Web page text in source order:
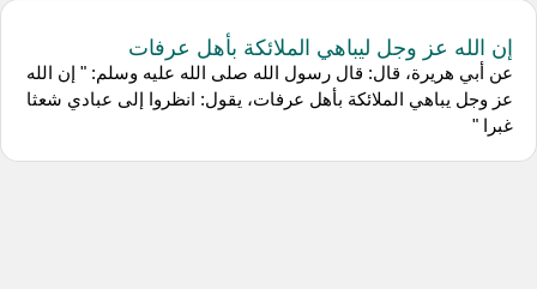
إن الله عز وجل ليباهي الملائكة بأهل عرفات
عن أبي هريرة، قال: قال رسول الله صلى الله عليه وسلم: " إن الله
عز وجل يباهي الملائكة بأهل عرفات، يقول: انظروا إلى عبادي شعثا
غبرا "